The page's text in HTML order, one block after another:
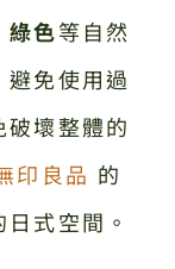
綠色等自然
免使用過
壞整體的
印良品 的
式空間。